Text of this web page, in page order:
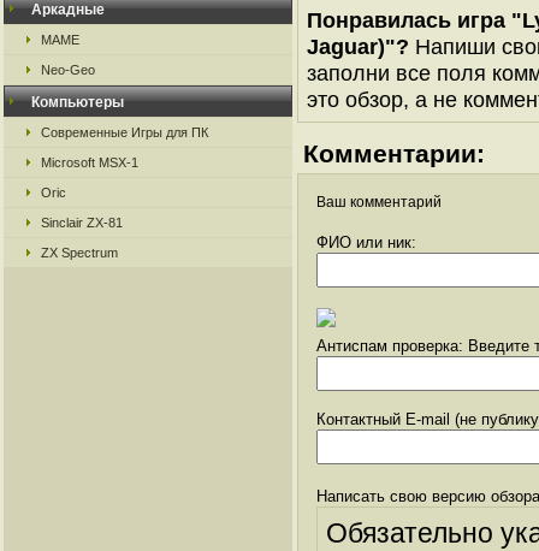
Аркадные
MAME
Neo-Geo
Компьютеры
Современные Игры для ПК
Microsoft MSX-1
Oric
Sinclair ZX-81
ZX Spectrum
Понравилась игра
Jaguar)"? Напиши
заполни все поля
это обзор, а не
Комментарии:
Ваш комментарий
ФИО или ник:
Антиспам проверка: Введите
Контактный E-mail (не
Написать свою версию
Обязательно